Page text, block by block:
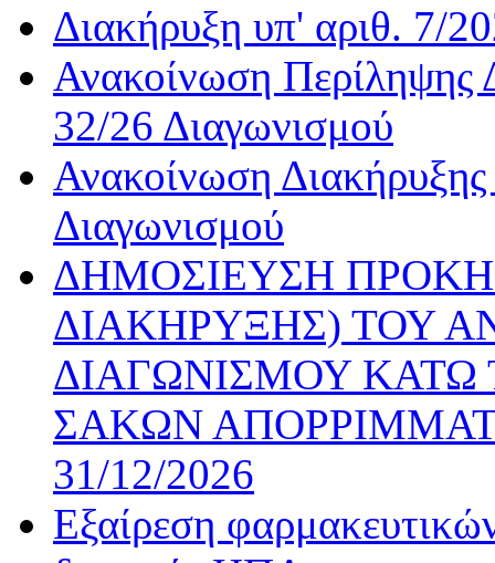
Διακήρυξη υπ' αριθ. 7/
Ανακοίνωση Περίληψης
32/26 Διαγωνισμού
Ανακοίνωση
Διαγωνισμού
ΔΗΜΟΣΙΕΥΣΗ
ΔΙΑΚΗΡΥΞΗΣ) ΤΟΥ
ΔΙΑΓΩΝΙΣΜΟΥ
ΣΑΚΩΝ
31/12/2026
Εξαίρεση